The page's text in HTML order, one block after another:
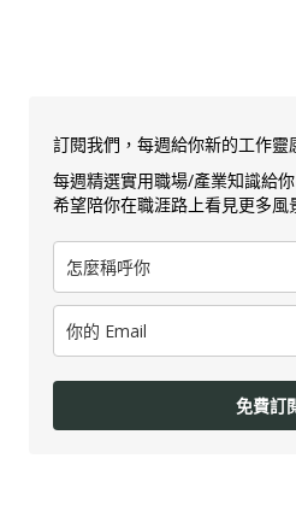
訂閱我們，每週給你新的工作靈
每週精選實用職場/產業知識給
希望陪你在職涯路上看見更多風
免費訂